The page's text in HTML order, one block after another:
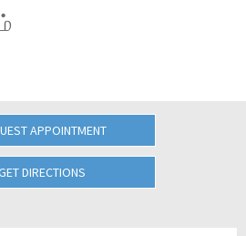
APPOINTMENT
DIRECTIONS